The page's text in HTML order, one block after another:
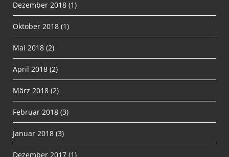
Dezember 2018 (1)
Oktober 2018 (1)
Mai 2018 (2)
April 2018 (2)
März 2018 (2)
Februar 2018 (3)
Januar 2018 (3)
Dezember 2017 (1)